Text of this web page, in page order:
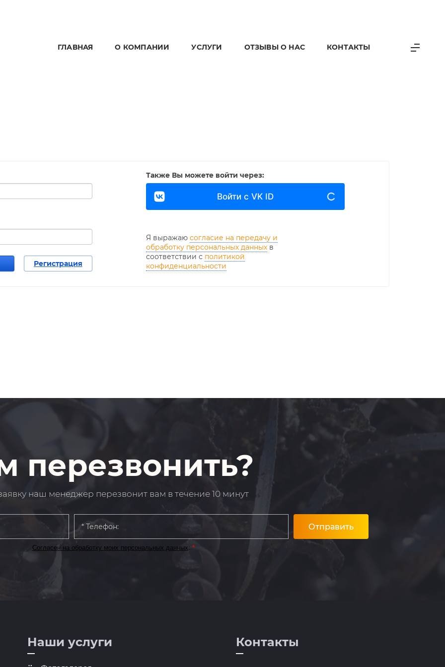
ГЛАВНАЯ О КОМПАНИИ УСЛУГИ ОТЗЫВЫ О НАС КОНТАКТЫ
Регистрация
Также Вы можете войти через:
Войти с VK ID
Я выражаю согласие на передачу и
обработку персональных данныхв
соответствии с политикой
конфиденциальности
перезвонить?
наш менеджер перезвонит вам в течение 10 минут
Отправить
Согласен на обработку моих персональных данных: *
Наши услуги Контакты